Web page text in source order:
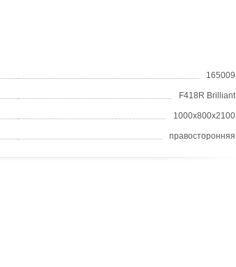
165009
F418R Brilliant
1000х800х2100
правосторонняя